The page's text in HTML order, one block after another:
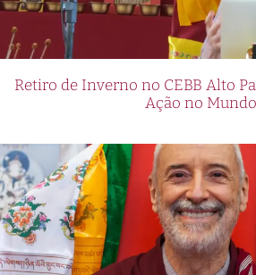
Retiro de Inverno no CEBB Alto
Ação no Mundo